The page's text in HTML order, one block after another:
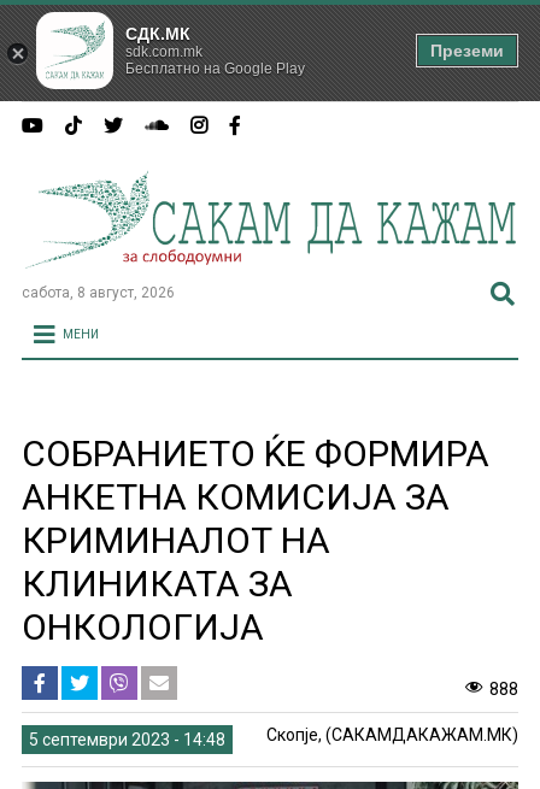
сабота, 8 август, 2026
МЕНИ
СОБРАНИЕТО ЌЕ ФОРМИРА
АНКЕТНА КОМИСИЈА ЗА
КРИМИНАЛОТ НА
КЛИНИКАТА ЗА
ОНКОЛОГИЈА
888
5 септември 2023 - 14:48 Скопје, (САКАМДАКАЖАМ.МК)
СДК.МК
sdk.com.mk
Бесплатно на Google Play
Преземи